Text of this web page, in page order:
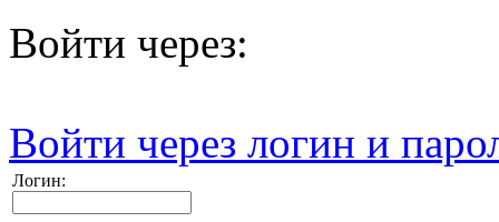
Войти через:
Войти через логин и
Логин: